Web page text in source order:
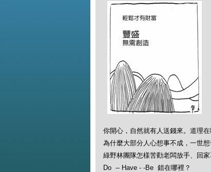
你開心，自然就有人送錢來。道理在
為什麼大部分人心想事不成，一世
綠野林團隊怎樣苦勸老闆放手、回
Do -- Have - -Be 錯在哪裡？